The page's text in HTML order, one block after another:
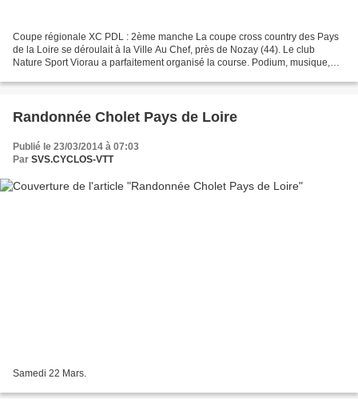
Coupe régionale XC PDL : 2ème manche La coupe cross country des Pays
de la Loire se déroulait à la Ville Au Chef, près de Nozay (44). Le club
Nature Sport Viorau a parfaitement organisé la course. Podium, musique,
Randonnée Cholet Pays de Loire
Publié le 23/03/2014 à 07:03
Par SVS.CYCLOS-VTT
Samedi 22 Mars.